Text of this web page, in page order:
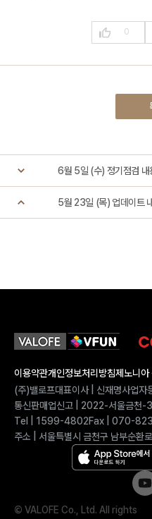
0
6월 5일 (수) 정기점검 내
5월 23일 (목) 업데이트
이용약관개인정보처리방침제노니아
(주)밸로프대표이사 | 신재명사업
통신판매업신고 | 2022-서울금천-
Tel | 1599-4802Fax | 070-
주소 | 서울특별시 금천구 남부순환
© VALOFE Co., Ltd. All rights